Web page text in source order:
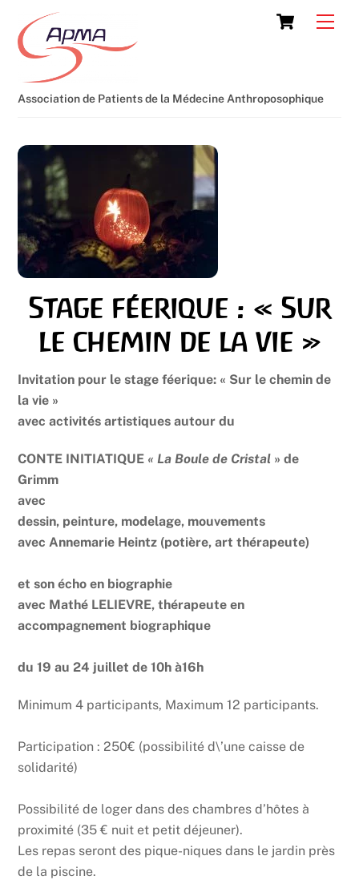
content
Cart
Association de Patients de la Médecine Anthroposophique
Stage féerique : « Sur
le chemin de la vie »
Invitation pour le stage féerique: « Sur le chemin de
la vie »
avec activités artistiques autour du
CONTE INITIATIQUE « La Boule de Cristal » de
Grimm
avec
dessin, peinture, modelage, mouvements
avec Annemarie Heintz (potière, art thérapeute)
et son écho en biographie
avec Mathé LELIEVRE, thérapeute en
accompagnement biographique
du 19 au 24 juillet de 10h à16h
Minimum 4 participants, Maximum 12 participants.
Participation : 250€ (possibilité d\’une caisse de
solidarité)
Possibilité de loger dans des chambres d’hôtes à
proximité (35 € nuit et petit déjeuner).
Les repas seront des pique-niques dans le jardin près
de la piscine.